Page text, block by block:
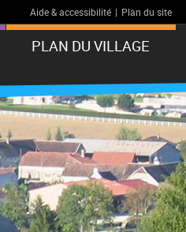
Aide & accessibilité | Plan du site
PLAN DU VILLAGE